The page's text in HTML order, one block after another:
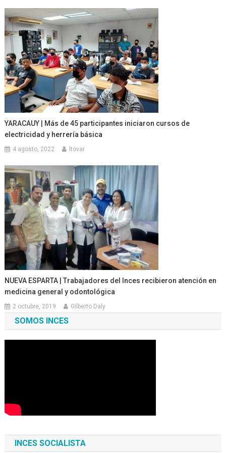
YARACAUY | Más de 45 participantes iniciaron cursos de
electricidad y herrería básica
4 agosto, 2022 ltovar
NUEVA ESPARTA | Trabajadores del Inces recibieron atención en
medicina general y odontológica
2 octubre, 2019 Gilberto Daly
SOMOS INCES
INCES SOCIALISTA